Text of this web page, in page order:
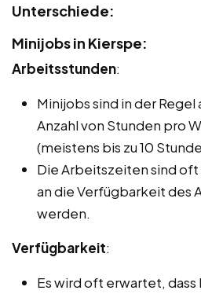
Unterschiede:
Minijobs in Kierspe:
Arbeitsstunden:
Minijobs sind in der
Anzahl von Stunden pro
(meistens bis zu 10
Die Arbeitszeiten sind
an die Verfügbarkeit des
werden.
Verfügbarkeit:
Es wird oft erwartet,